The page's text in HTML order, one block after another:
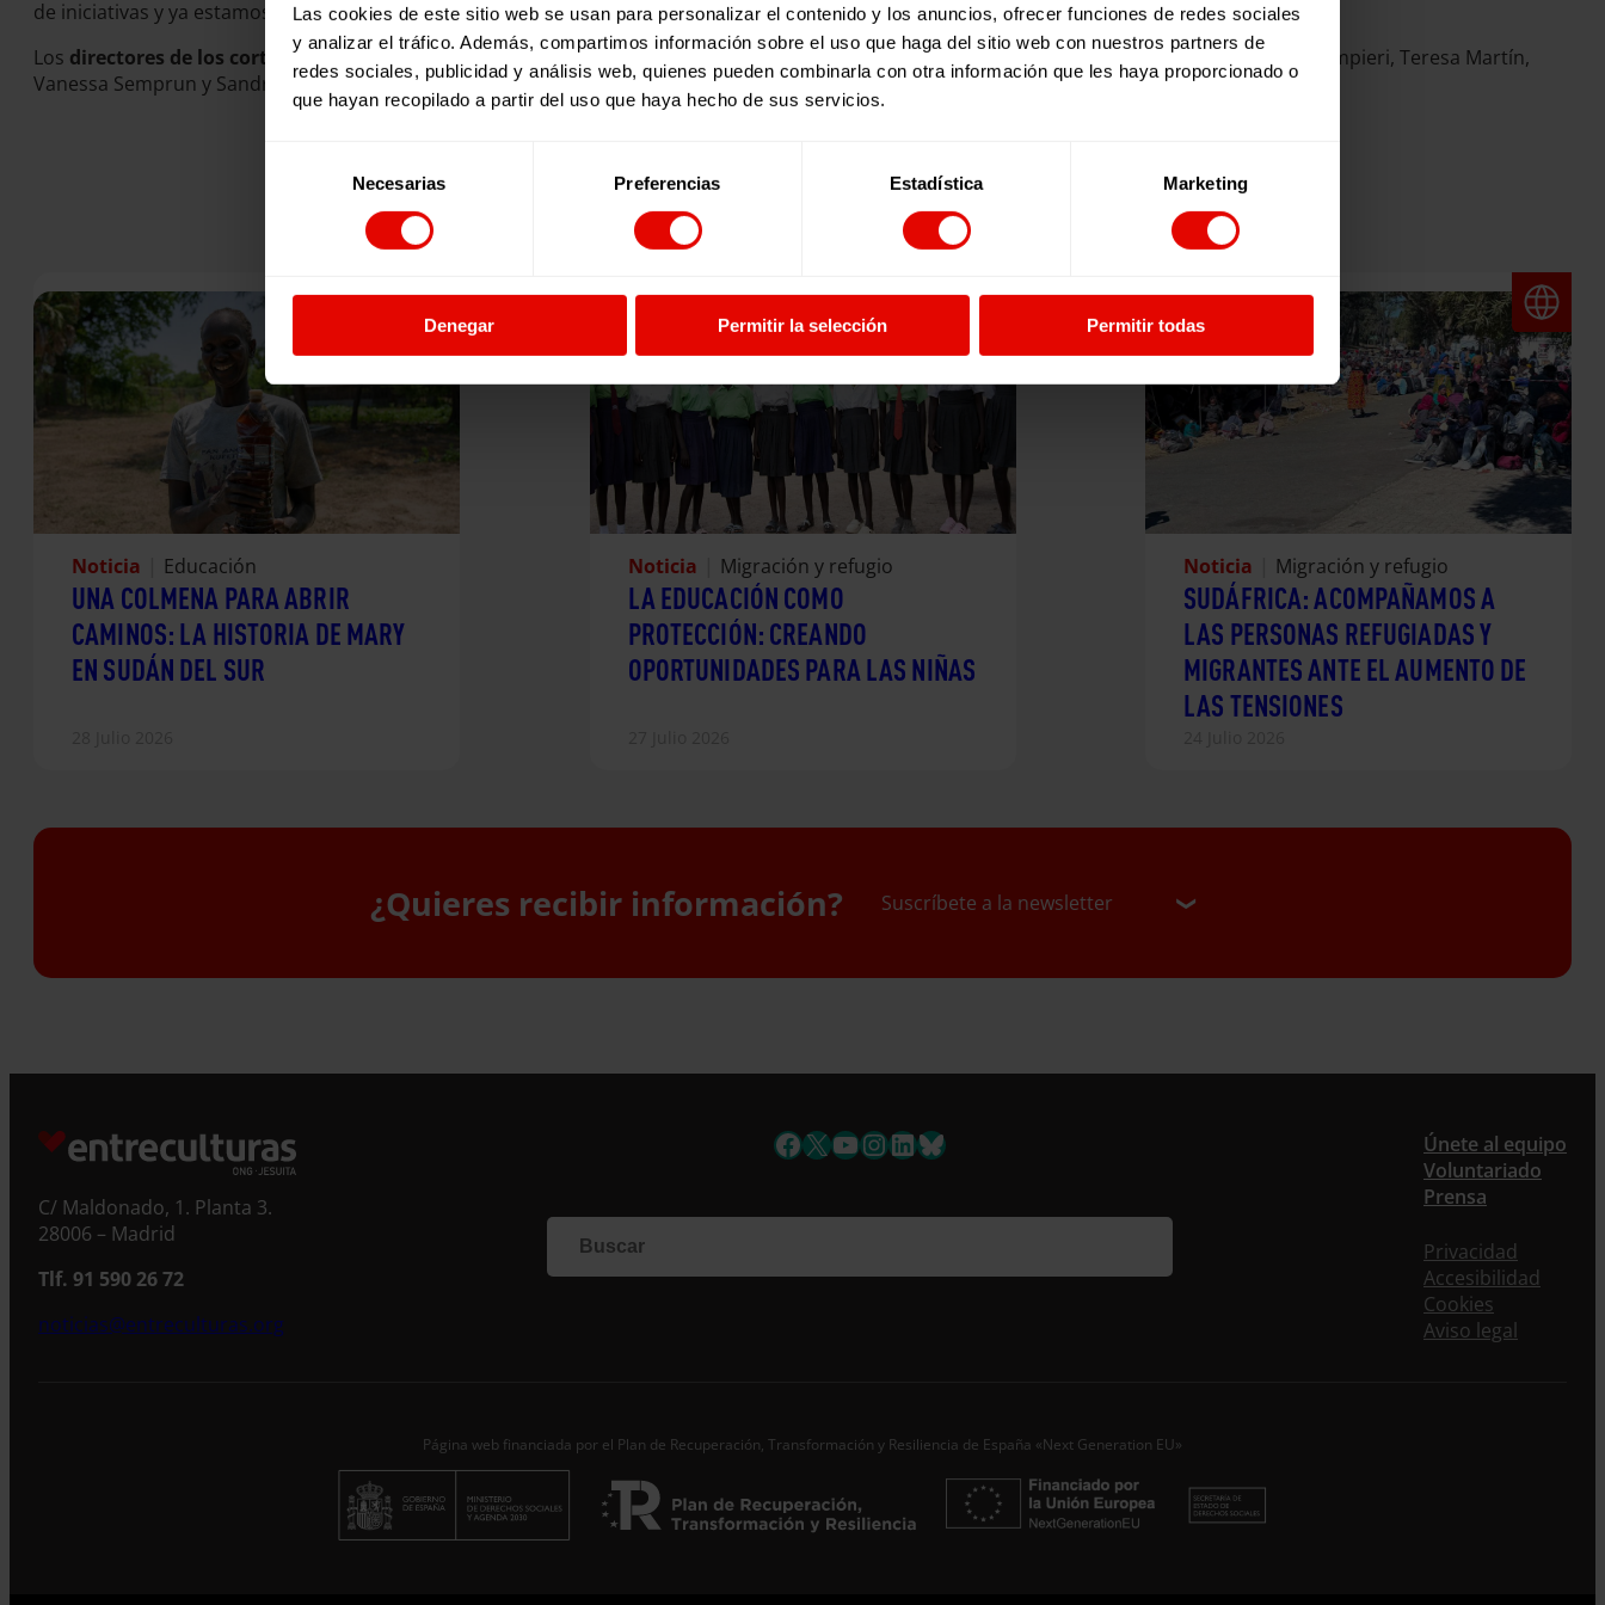
Las cookies de este sitio web se usan para personalizar el contenido y los anuncios, ofrecer funciones de redes sociales
y analizar el tráfico. Además, compartimos información sobre el uso que haga del sitio web con nuestros partners de
redes sociales, publicidad y análisis web, quienes pueden combinarla con otra información que les haya proporcionado o
que hayan recopilado a partir del uso que haya hecho de sus servicios.
consentimiento
Necesarias Preferencias Estadística Marketing
Denegar Permitir la selección Permitir todas
de iniciativas y ya estamos preparando la segunda edición del festival”.
Los directores de los cortometrajesfueron: Lora Ivanova Abadjieva, Ilyan Dimitrov Parigvozdev, Chiara Sellitto, Nahid Mikelis Bshara, Daniele Sampieri, Teresa Martín,
Vanessa Semprun y Sandra Marcos.
Noticias relacionadas:
Noticia Educación
UNA COLMENA PARA ABRIR
CAMINOS: LA HISTORIA DE MARY
EN SUDÁN DEL SUR
Noticia Migración y refugio
LA EDUCACIÓN COMO
PROTECCIÓN: CREANDO
OPORTUNIDADES PARA LAS NIÑAS
Noticia Migración y refugio
SUDÁFRICA: ACOMPAÑAMOS A
LAS PERSONAS REFUGIADAS Y
MIGRANTES ANTE EL AUMENTO DE
LAS TENSIONES
¿Quieres recibir información? Suscríbete a la newsletter
Si quieres recibir nuestra newsletter mensual y los
información, no dejes de completar este formulario.
Al instante, te daremos de alta en nuestra base de
datos y podrás estar al tanto de todas las novedades.
Correo electrónico *
Acepto laPolítica de Privacidad
Desde ENTRECULTURAS FE Y ALEGRÍA ESPAÑA trataremos los datos
C/ Maldonado, 1. Planta 3.
28006 – Madrid
Tlf. 91 590 26 72
noticias@entreculturas.org
Facebook
X YouTube
Instagram
LinkedIn
Bluesky
Únete al equipo
Voluntariado
Prensa
Privacidad
Accesibilidad
Cookies
Aviso legal
Página web financiada por el Plan de Recuperación, Transformación y Resiliencia de España «Next Generation EU»